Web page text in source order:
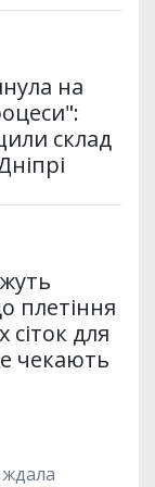
на
склад
плетіння
сіток для
чекають